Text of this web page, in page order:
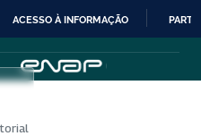
IR
PARA
CONTEÚDO
ACESSO À INFORMAÇÃO